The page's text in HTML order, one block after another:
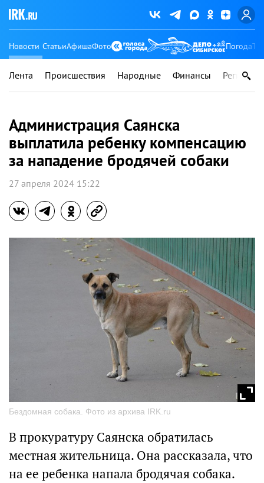
Новости СтатьиАфишаФото Погода
Лента Происшествия Народные Финансы Регионы
Администрация Саянска
выплатила ребенку компенсацию
за нападение бродячей собаки
27 апреля 2024 15:22
Бездомная собака. Фото из архива IRK.ru
В прокуратуру Саянска обратилась
местная жительница. Она рассказала, что
на ее ребенка напала бродячая собака.